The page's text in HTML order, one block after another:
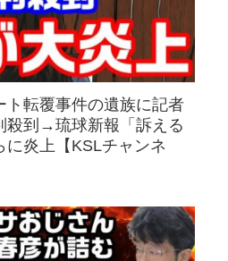
ト転覆事件の遺族に記者
殺到→琉球新報「訴える
に炎上【KSLチャンネ